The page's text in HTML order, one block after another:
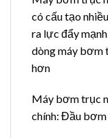
có cấu tạo
ra lực đẩy
dòng máy bơm
hơn
Máy bơm trục
chính: Đầu